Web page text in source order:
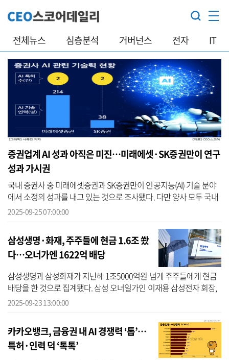
전체뉴스 심층분석 거버넌스 전자 IT
증권업계 AI 성과 아직은 미진…미래에셋·SK증권만이 연구
성과 가시권
국내 증권사 중 미래에셋증권과 SK증권만이 인공지능(AI) 기술 분야
에서 소정의 성과를 내고 있는 것으로 조사됐다. 다만 양사 모두 국내
산업계 AI 기술력 순위 상위 100위권 안에는 이름을 올리지 못해, 타
2025-09-25 07:00:00
삼성생명·화재, 주주들에 현금 1.6조 쐈
다…오너가엔 1622억 배당
삼성생명과 삼성화재가 지난해 1조5000억원 넘게 주주들에게 현금
배당을 한 것으로 집계됐다. 삼성 오너일가인 이재용 삼성전자 회장,
이부진 호텔신라 대표이사 사장, 이서현 삼성물산 사장에게는 총
2025-09-23 13:00:00
카카오뱅크, 금융권 내 AI 경쟁력 ‘톱’…
특허·인력 덕 ‘톡톡’